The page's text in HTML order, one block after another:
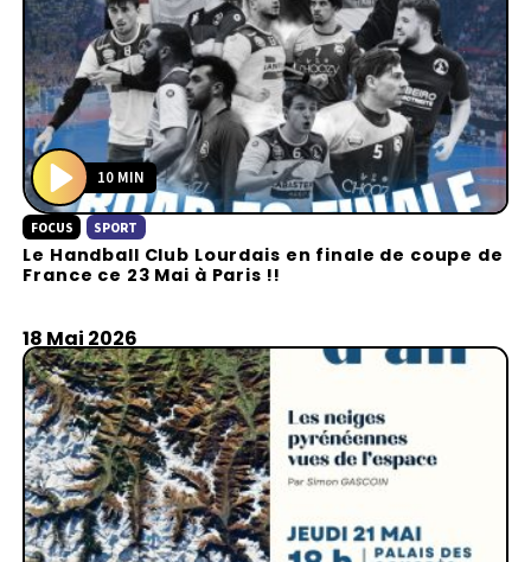
P
l
a
10 MIN
FOCUS SPORT
Le Handball Club Lourdais en finale de coupe de
France ce 23 Mai à Paris !!
18 Mai 2026